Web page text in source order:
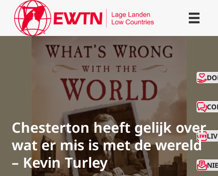
Chesterton heeft gelijk over
wat er mis is met de wereld
– Kevin Turley